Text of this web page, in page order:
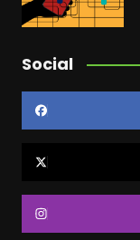
Social